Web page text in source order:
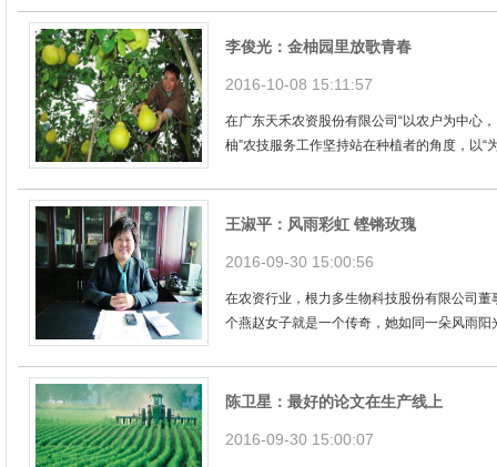
李俊光：金柚园里放歌青春
2016-10-08 15:11:57
在广东天禾农资股份有限公司“以农户为中心
柚”农技服务工作坚持站在种植者的角度，以“
王淑平：风雨彩虹 铿锵玫瑰
2016-09-30 15:00:56
在农资行业，根力多生物科技股份有限公司
个燕赵女子就是一个传奇，她如同一朵风雨
陈卫星：最好的论文在生产线上
2016-09-30 15:00:07